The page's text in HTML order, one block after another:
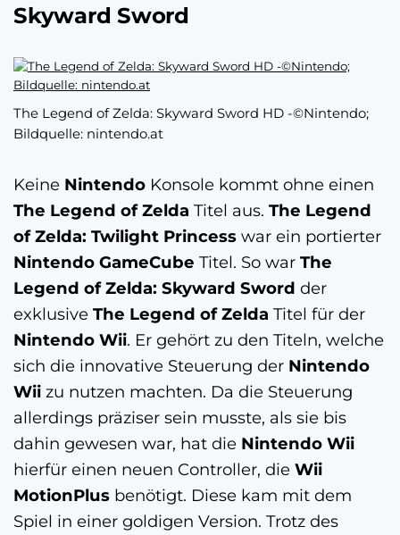
Skyward Sword
The Legend of Zelda: Skyward Sword HD -©Nintendo;
Bildquelle: nintendo.at
Keine Nintendo Konsole kommt ohne einen
The Legend of Zelda Titel aus. The Legend
of Zelda: Twilight Princess war ein portierter
Nintendo GameCube Titel. So war The
Legend of Zelda: Skyward Sword der
exklusive The Legend of Zelda Titel für der
Nintendo Wii. Er gehört zu den Titeln, welche
sich die innovative Steuerung der Nintendo
Wii zu nutzen machten. Da die Steuerung
allerdings präziser sein musste, als sie bis
dahin gewesen war, hat die Nintendo Wii
hierfür einen neuen Controller, die Wii
MotionPlus benötigt. Diese kam mit dem
Spiel in einer goldigen Version. Trotz des